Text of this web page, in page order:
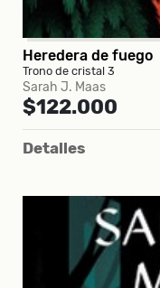
Heredera de fuego
Trono de cristal 3
Sarah J. Maas
$122.000
Detalles